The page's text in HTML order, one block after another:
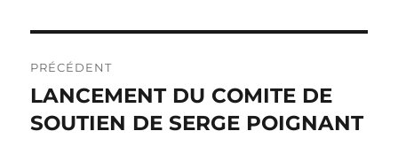
de
l’article
PRÉCÉDENT
Publication
précédente :
LANCEMENT DU COMITE DE
SOUTIEN DE SERGE POIGNANT